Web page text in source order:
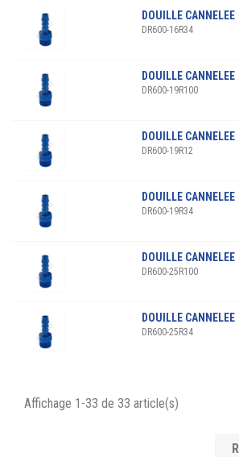
DOUILLE CANNELEE
DR600-16R34
DOUILLE CANNELEE
DR600-19R100
DOUILLE CANNELEE
DR600-19R12
DOUILLE CANNELEE
DR600-19R34
DOUILLE CANNELEE
DR600-25R100
DOUILLE CANNELEE
DR600-25R34
Affichage 1-33 de 33 article(s)